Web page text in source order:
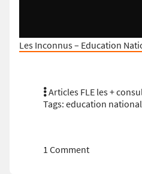
Les Inconnus – Education
Articles FLE les +
Tags: education
1 Comment